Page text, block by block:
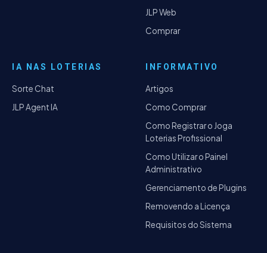
JLP Web
Comprar
IA NAS LOTERIAS
Sorte Chat
JLP Agent IA
INFORMATIVO
Artigos
Como Comprar
Como Registrar o Joga
Loterias Profissional
Como Utilizar o Painel
Administrativo
Gerenciamento de Plugins
Removendo a Licença
Requisitos do Sistema